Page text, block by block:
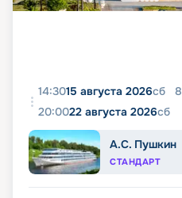
14:3015 августа 2026сб 8
20:0022 августа 2026сб
А.С. Пушкин
СТАНДАРТ